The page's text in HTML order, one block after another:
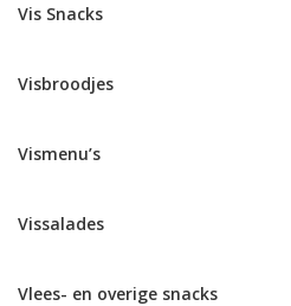
Vis Snacks
Visbroodjes
Vismenu’s
Vissalades
Vlees- en overige snacks